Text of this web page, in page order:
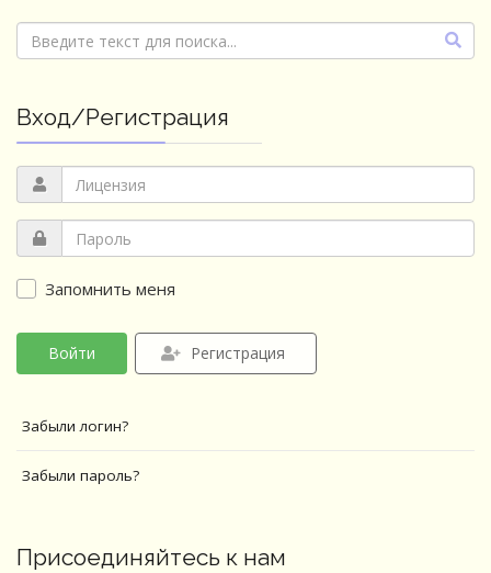
Вход/Регистрация
Запомнить меня
Войти Регистрация
Забыли логин?
Забыли пароль?
Присоединяйтесь к нам